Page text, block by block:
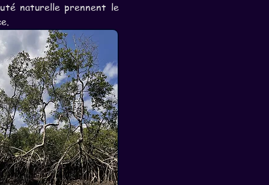
naturelle prennent le